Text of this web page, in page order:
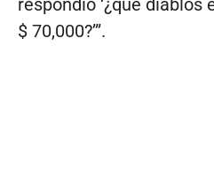
$ 70,000?’”.